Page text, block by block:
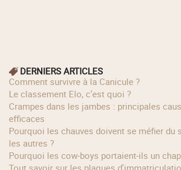
DERNIERS ARTICLES
Comment survivre à la Canicule ?
Le classement Elo, c’est quoi ?
Crampes dans les jambes : principales causes et solutions
efficaces
Pourquoi les chauves doivent se méfier du soleil bien plus que
les autres ?
Pourquoi les cow‑boys portaient‑ils un
Tout savoir sur les plaques d'immatriculation françaises et